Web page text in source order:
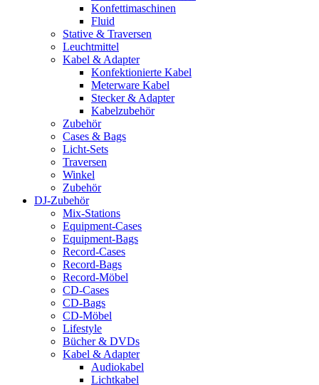
Konfettimaschinen
Fluid
Stative & Traversen
Leuchtmittel
Kabel & Adapter
Konfektionierte Kabel
Meterware Kabel
Stecker & Adapter
Kabelzubehör
Zubehör
Cases & Bags
Licht-Sets
Traversen
Winkel
Zubehör
DJ-Zubehör
Mix-Stations
Equipment-Cases
Equipment-Bags
Record-Cases
Record-Bags
Record-Möbel
CD-Cases
CD-Bags
CD-Möbel
Lifestyle
Bücher & DVDs
Kabel & Adapter
Audiokabel
Lichtkabel